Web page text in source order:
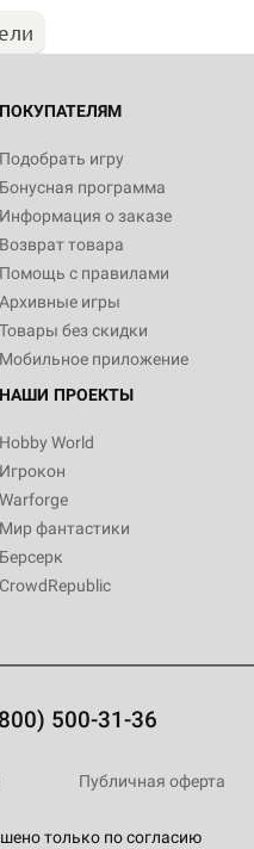
ПОКУПАТЕЛЯМ
Подобрать игру
Бонусная программа
Информация о заказе
Возврат товара
Помощь с правилами
Архивные игры
Товары без скидки
Мобильное приложение
НАШИ ПРОЕКТЫ
Hobby World
Игрокон
Warforge
Мир фантастики
Берсерк
CrowdRepublic
500-31-36
только по согласию
Публичная оферта